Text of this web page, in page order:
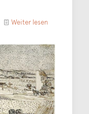
Weiter lesen